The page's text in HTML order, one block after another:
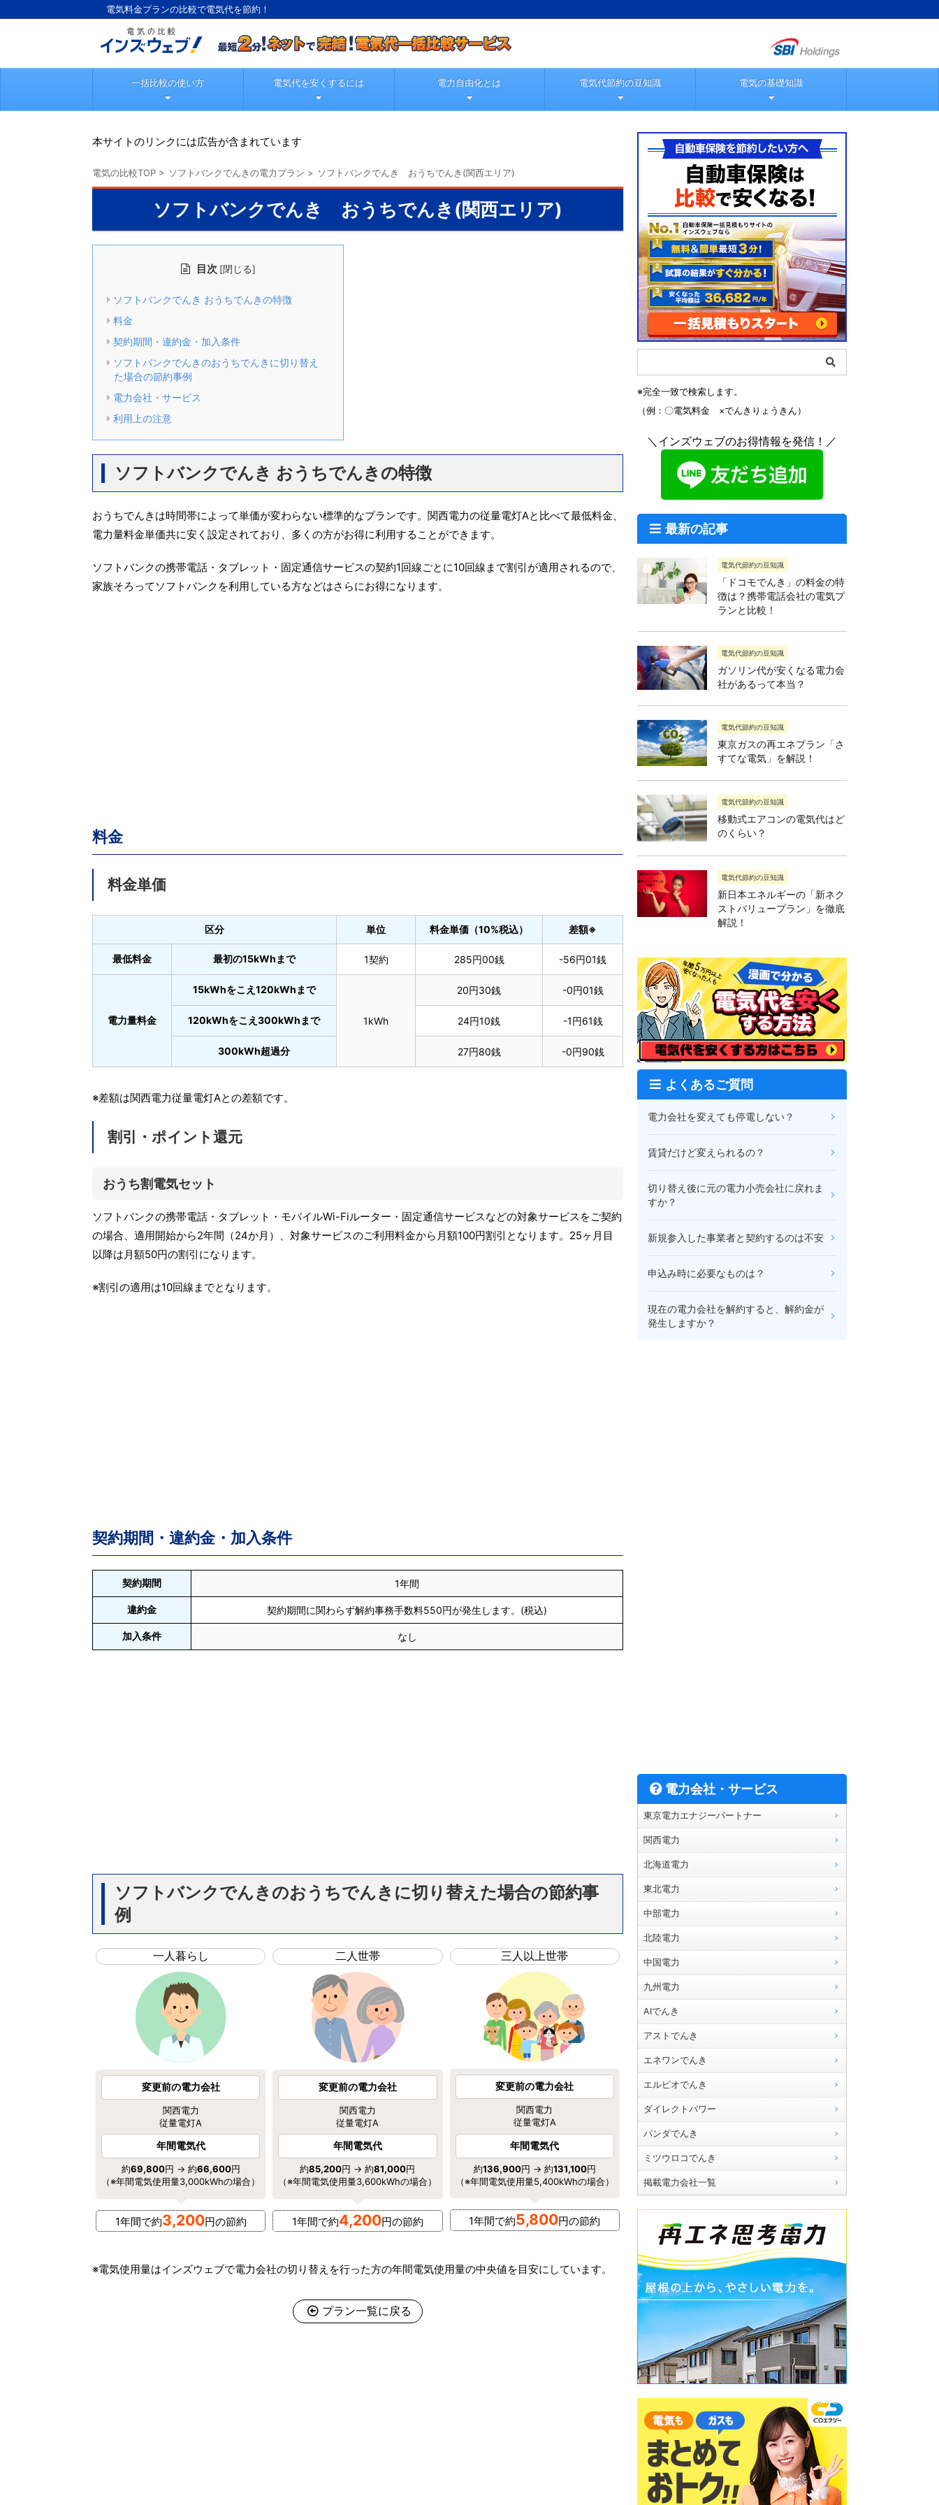
電気料金プランの比較で電気代を節約！
一括比較の使い方 電気代を安くするには 電力自由化とは 電気代節約の豆知識 電気の基礎知識
本サイトのリンクには広告が含まれています
電気の比較TOP > ソフトバンクでんきの電力プラン > ソフトバンクでんき おうちでんき(関西エリア)
ソフトバンクでんき おうちでんき(関西エリア)
目次 [閉じる]
ソフトバンクでんき おうちでんきの特徴
料金
契約期間・違約金・加入条件
ソフトバンクでんきのおうちでんきに切り替え
た場合の節約事例
電力会社・サービス
利用上の注意
ソフトバンクでんき おうちでんきの特徴
おうちでんきは時間帯によって単価が変わらない標準的なプランです。関西電力の従量電灯Aと比べて最低料金、
電力量料金単価共に安く設定されており、多くの方がお得に利用することができます。
ソフトバンクの携帯電話・タブレット・固定通信サービスの契約1回線ごとに10回線まで割引が適用されるので、
家族そろってソフトバンクを利用している方などはさらにお得になります。
料金
料金単価
区分 単位 料金単価（10%税込） 差額※
最低料金 最初の15kWhまで 1契約 285円00銭 -56円01銭
電力量料金
15kWhをこえ120kWhまで
1kWh
20円30銭 -0円01銭
120kWhをこえ300kWhまで 24円10銭 -1円61銭
300kWh超過分 27円80銭 -0円90銭
※差額は関西電力従量電灯Aとの差額です。
割引・ポイント還元
おうち割電気セット
ソフトバンクの携帯電話・タブレット・モバイルWi-Fiルーター・固定通信サービスなどの対象サービスをご契約
の場合、適用開始から2年間（24か月）、対象サービスのご利用料金から月額100円割引となります。25ヶ月目
以降は月額50円の割引になります。
※割引の適用は10回線までとなります。
契約期間・違約金・加入条件
契約期間 1年間
違約金 契約期間に関わらず解約事務手数料550円が発生します。(税込)
加入条件 なし
ソフトバンクでんきのおうちでんきに切り替えた場合の節約事
例
一人暮らし
変更前の電力会社
関西電力
従量電灯A
年間電気代
約69,800円 → 約66,600円
（※年間電気使用量3,000kWhの場合）
1年間で約3,200円の節約
二人世帯
変更前の電力会社
関西電力
従量電灯A
年間電気代
約85,200円 → 約81,000円
（※年間電気使用量3,600kWhの場合）
1年間で約4,200円の節約
三人以上世帯
変更前の電力会社
関西電力
従量電灯A
年間電気代
約136,900円 → 約131,100円
（※年間電気使用量5,400kWhの場合）
1年間で約5,800円の節約
※電気使用量はインズウェブで電力会社の切り替えを行った方の年間電気使用量の中央値を目安にしています。
プラン一覧に戻る
※完全一致で検索します。
（例：〇電気料金 ×でんきりょうきん）
＼インズウェブのお得情報を発信！／
最新の記事
電気代節約の豆知識
「ドコモでんき」の料金の特
徴は？携帯電話会社の電気プ
ランと比較！
電気代節約の豆知識
ガソリン代が安くなる電力会
社があるって本当？
電気代節約の豆知識
東京ガスの再エネプラン「さ
すてな電気」を解説！
電気代節約の豆知識
移動式エアコンの電気代はど
のくらい？
電気代節約の豆知識
新日本エネルギーの「新ネク
ストバリュープラン」を徹底
解説！
よくあるご質問
電力会社を変えても停電しない？
賃貸だけど変えられるの？
切り替え後に元の電力小売会社に戻れま
すか？
新規参入した事業者と契約するのは不安
申込み時に必要なものは？
現在の電力会社を解約すると、解約金が
発生しますか？
電力会社・サービス
東京電力エナジーパートナー
関西電力
北海道電力
東北電力
中部電力
北陸電力
中国電力
九州電力
AIでんき
アストでんき
エネワンでんき
エルピオでんき
ダイレクトパワー
パンダでんき
ミツウロコでんき
掲載電力会社一覧